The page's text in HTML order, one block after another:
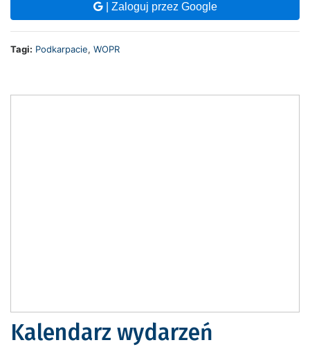
| Zaloguj przez Google
Tagi: Podkarpacie, WOPR
Kalendarz wydarzeń